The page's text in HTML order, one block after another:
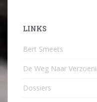
LINKS
Bert Smeets
De Weg Naar
Dossiers